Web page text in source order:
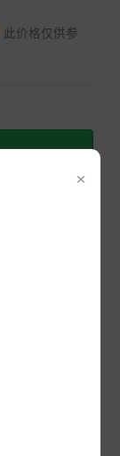
×
此价格仅供参